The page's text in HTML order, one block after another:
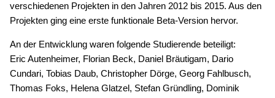
verschiedenen Projekten in den Jahren 2012 bis 2015. Aus den
Projekten ging eine erste funktionale Beta-Version hervor.
An der Entwicklung waren folgende Studierende beteiligt:
Eric Autenheimer, Florian Beck, Daniel Bräutigam, Dario
Cundari, Tobias Daub, Christopher Dörge, Georg Fahlbusch,
Thomas Foks, Helena Glatzel, Stefan Gründling, Dominik